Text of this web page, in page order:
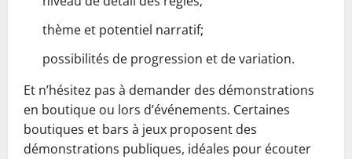
thème et potentiel narratif;
possibilités de progression et de variation.
Et n’hésitez pas à demander des démonstrations
en boutique ou lors d’événements. Certaines
boutiques et bars à jeux proposent des
démonstrations publiques, idéales pour écouter